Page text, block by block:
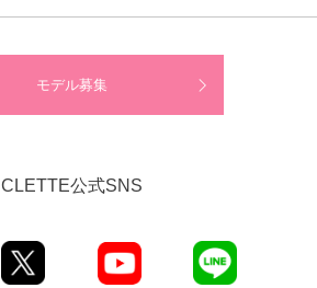
モデル募集
CLETTE公式SNS